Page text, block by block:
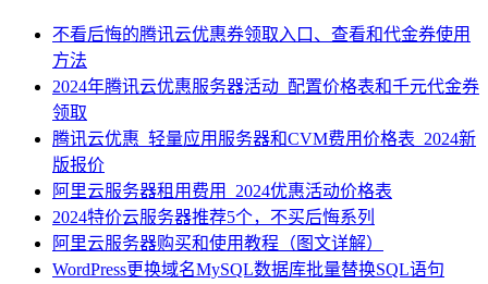
不看后悔的腾讯云优惠券领取入口、查看和代金券使用
方法
2024年腾讯云优惠服务器活动_配置价格表和千元代金券
领取
腾讯云优惠_轻量应用服务器和CVM费用价格表_2024新
版报价
阿里云服务器租用费用_2024优惠活动价格表
2024特价云服务器推荐5个，不买后悔系列
阿里云服务器购买和使用教程（图文详解）
WordPress更换域名MySQL数据库批量替换SQL语句